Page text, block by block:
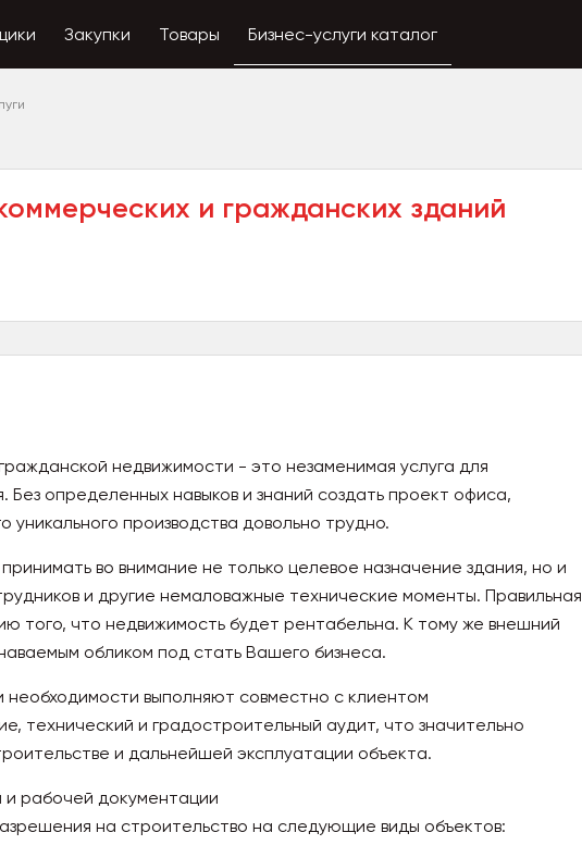
Закупки Товары Бизнес-услуги каталог
и гражданских зданий
недвижимости - это незаменимая услуга для
определенных навыков и знаний создать проект офиса,
уникального производства довольно трудно.
во внимание не только целевое назначение здания, но и
и другие немаловажные технические моменты. Правильная
того, что недвижимость будет рентабельна. К тому же внешний
обликом под стать Вашего бизнеса.
выполняют совместно с клиентом
технический и градостроительный аудит, что значительно
и дальнейшей эксплуатации объекта.
рабочей документации
на строительство на следующие виды объектов: